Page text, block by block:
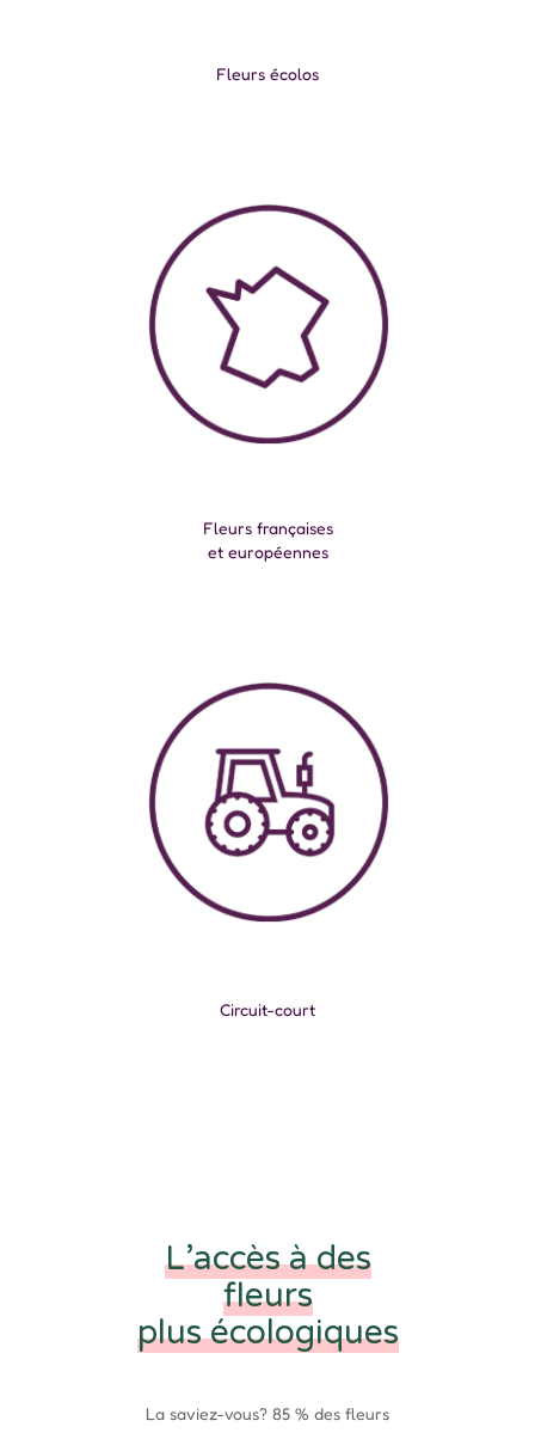
Fleurs écolos
Fleurs françaises
et européennes
Circuit-court
L’accès à des
fleurs
plus écologiques
La saviez-vous? 85 % des fleurs